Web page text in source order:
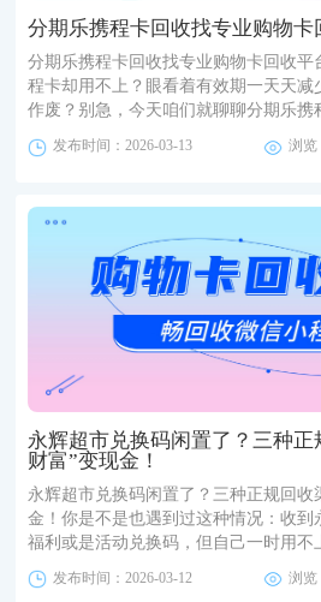
分期乐携程卡回收找专业购物卡
分期乐携程卡回收找专业购物卡回收
程卡却用不上？眼看着有效期一天天减
作废？别急，今天咱们就聊聊分期乐携
发布时间：2026-03-13 浏览
永辉超市兑换码闲置了？三种
财富”变现金！
永辉超市兑换码闲置了？三种正规回收
金！你是不是也遇到过这种情况：收
福利或是活动兑换码，但自己一时用不
发布时间：2026-03-12 浏览